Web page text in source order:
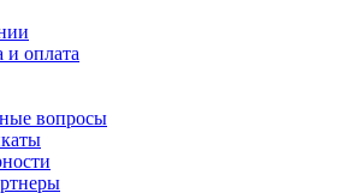
и оплата
вопросы